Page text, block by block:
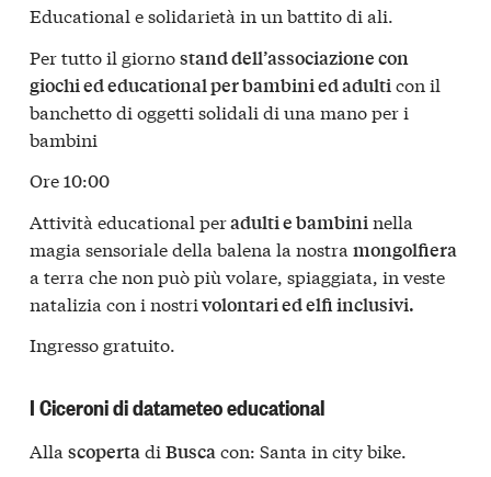
Educational e solidarietà in un battito di ali.
Per tutto il giornostand dell’associazione con
giochi ed educational per bambini ed adulti con il
banchetto di oggetti solidali di una mano per i
bambini
Ore 10:00
Attività educational peradulti e bambininella
magia sensoriale della balena la nostra mongolfiera
a terra che non può più volare, spiaggiata, in veste
natalizia con i nostrivolontari ed elfi inclusivi.
Ingresso gratuito.
I Ciceroni di datameteo educational
Alla scoperta di Busca con: Santa in city bike.